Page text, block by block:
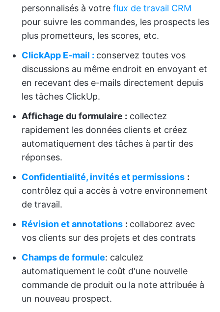
personnalisés à votre flux de travail CRM
pour suivre les commandes, les prospects les
plus prometteurs, les scores, etc.
ClickApp E-mail : conservez toutes vos
discussions au même endroit en envoyant et
en recevant des e-mails directement depuis
les tâches ClickUp.
Affichage du formulaire : collectez
rapidement les données clients et créez
automatiquement des tâches à partir des
réponses.
Confidentialité, invités et permissions :
contrôlez qui a accès à votre environnement
de travail.
Révision et annotations : collaborez avec
vos clients sur des projets et des contrats
Champs de formule: calculez
automatiquement le coût d'une nouvelle
commande de produit ou la note attribuée à
un nouveau prospect.